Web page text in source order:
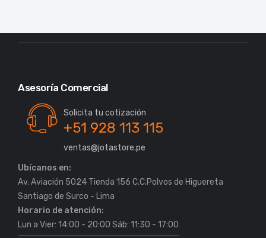
Asesoría Comercial
Solicita tu cotización
+51 928 113 115
ventas@jotastore.pe
Ubícanos en:
Av. Aviación 5024 Tienda 156 C.C.Polvos de Higuereta
Horario de atención:
Lun a Vier: 14:00 - 20:00 Sáb: 11:30 - 17:00